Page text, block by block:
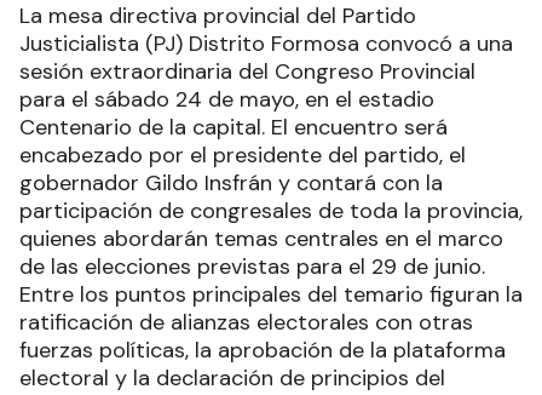
La mesa directiva provincial del Partido
Justicialista (PJ) Distrito Formosa convocó a una
sesión extraordinaria del Congreso Provincial
para el sábado 24 de mayo, en el estadio
Centenario de la capital. El encuentro será
encabezado por el presidente del partido, el
gobernador Gildo Insfrán y contará con la
participación de congresales de toda la provincia,
quienes abordarán temas centrales en el marco
de las elecciones previstas para el 29 de junio.
Entre los puntos principales del temario figuran la
ratificación de alianzas electorales con otras
fuerzas políticas, la aprobación de la plataforma
electoral y la declaración de principios del